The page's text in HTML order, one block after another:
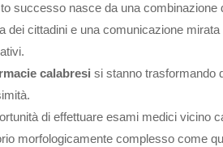
successo nasce da una combinazione
dei cittadini e una comunicazione
calabresi si stanno trasformando
di effettuare esami medici vicino
morfologicamente complesso come